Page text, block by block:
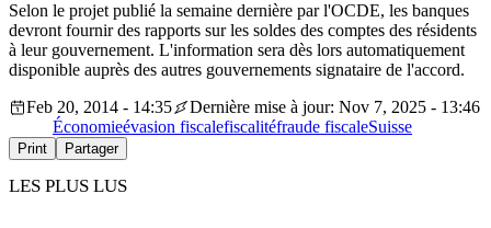
Selon le projet publié la semaine dernière par l'OCDE, les banques
devront fournir des rapports sur les soldes des comptes des résidents
à leur gouvernement. L'information sera dès lors automatiquement
disponible auprès des autres gouvernements signataire de l'accord.
Feb 20, 2014 - 14:35
Dernière mise à jour: Nov 7, 2025 - 13:46
Économieévasion fiscalefiscalitéfraude fiscaleSuisse
Print Partager
LES PLUS LUS